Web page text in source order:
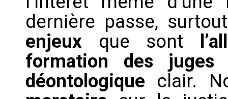
dernière passe,
enjeux que sont
formation des
déontologique clair.